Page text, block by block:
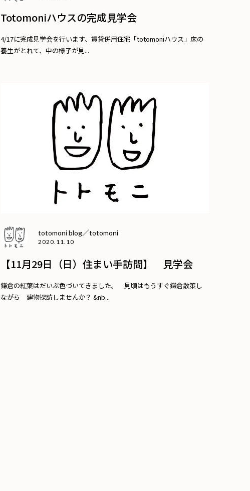
Totomoniハウスの完成見学会
4/17に完成見学会を行います、賃貸併用住宅「totomoniハウス」床の
養生がとれて、中の様子が見...
totomoni blog／totomoni
2020.11.10
【11月29日（日）住まい手訪問】 見学会
鎌倉の紅葉はだいぶ色づいてきました。 見頃はもうすぐ鎌倉散策し
ながら 建物探訪しませんか？ &nb...